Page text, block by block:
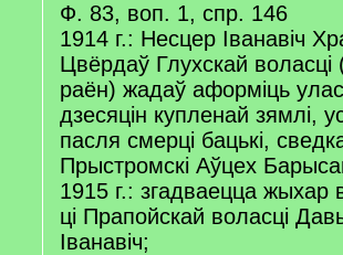
Ф. 83, воп. 1, спр. 146
1914 г.: Несцер Іванавіч
Цвёрдаў Глухскай воласці
раён) жадаў аформіць
дзесяцін купленай зямлі,
пасля смерці бацькі,
Прыстромскі Аўцех
1915 г.: згадваецца жыхар
ці Прапойскай воласці
Іванавіч;